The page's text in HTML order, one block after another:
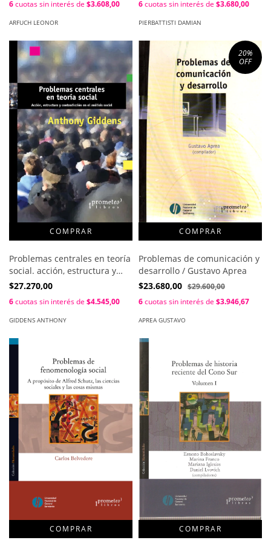
6cuotas sin interés de $3.608,00
ARFUCH LEONOR
Pierbattisti
6cuotas sin interés de $3.680,00
PIERBATTISTI DAMIAN
Problemas centrales en teoría
social. acción, estructura y
contradicciones en el análisis
$27.270,00
6cuotas sin interés de $4.545,00
GIDDENS ANTHONY
20%
OFF
Problemas de comunicación y
desarrollo / Gustavo Aprea
$23.680,00 $29.600,00
6cuotas sin interés de $3.946,67
APREA GUSTAVO